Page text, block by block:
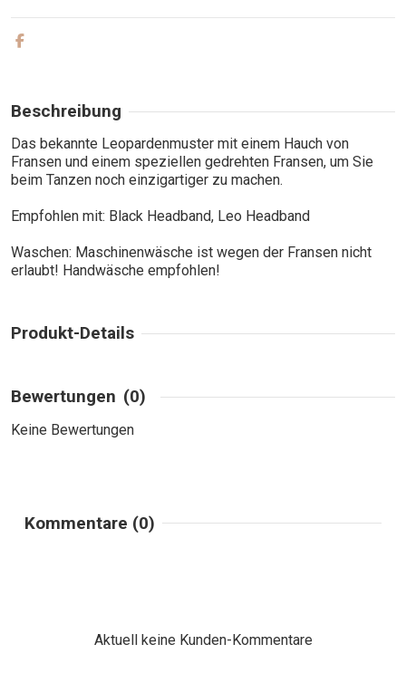
Beschreibung
Das bekannte Leopardenmuster mit einem Hauch von
Fransen und einem speziellen gedrehten Fransen, um Sie
beim Tanzen noch einzigartiger zu machen.
Empfohlen mit: Black Headband, Leo Headband
Waschen: Maschinenwäsche ist wegen der Fransen nicht
erlaubt! Handwäsche empfohlen!
Produkt-Details
Bewertungen (0)
Keine Bewertungen
Kommentare (0)
Aktuell keine Kunden-Kommentare